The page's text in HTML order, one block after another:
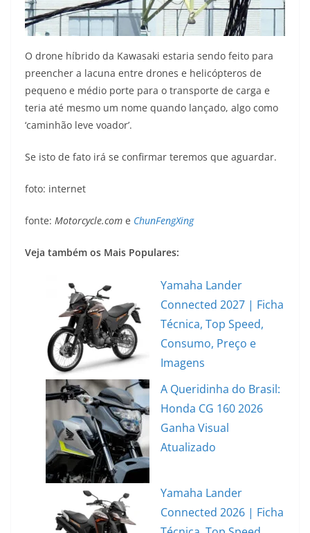
O drone híbrido da Kawasaki estaria sendo feito para
preencher a lacuna entre drones e helicópteros de
pequeno e médio porte para o transporte de carga e
teria até mesmo um nome quando lançado, algo como
‘caminhão leve voador’.
Se isto de fato irá se confirmar teremos que aguardar.
foto: internet
fonte: Motorcycle.com e ChunFengXing
Veja também os Mais Populares:
Yamaha Lander
Connected 2027 | Ficha
Técnica, Top Speed,
Consumo, Preço e
Imagens
A Queridinha do Brasil:
Honda CG 160 2026
Ganha Visual
Atualizado
Yamaha Lander
Connected 2026 | Ficha